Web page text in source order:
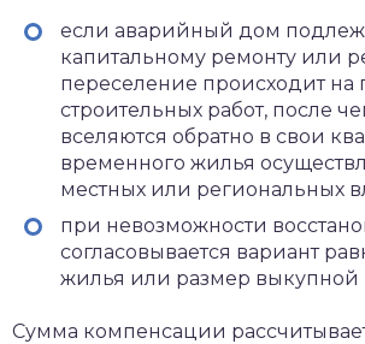
если аварийный дом
капитальному ремонту или
переселение происходит на
строительных работ, после
вселяются обратно в свои
временного жилья
местных или региональных
при невозможности
согласовывается вариант
жилья или размер выкупной
Сумма компенсации